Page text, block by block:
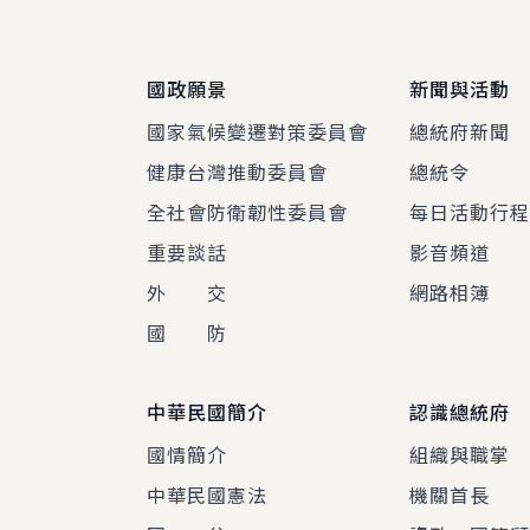
國政願景
國家氣候變遷對策委員會
健康台灣推動委員會
全社會防衛韌性委員會
重要談話
外 交
國 防
新聞與活動
總統府新聞
總統令
每日活動行程
影音頻道
網路相簿
中華民國簡介
國情簡介
中華民國憲法
認識總統府
組織與職掌
機關首長